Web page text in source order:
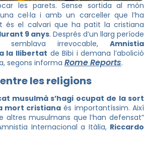
les parets. Sense sortida al món
cel·la i amb un carceller que l’ha
és el calvari que ha patit la cristiana
9 anys. Després d’un llarg període
semblava irrevocable, Amnistia
la llibertat de Bibi i demana l’abolició
segons informa Rome Reports.
les religions
musulmà s’hagi ocupat de la sort
mort cristiana és importantíssim. Així
musulmans que l’han defensat”
Internacional a Itàlia, Riccardo